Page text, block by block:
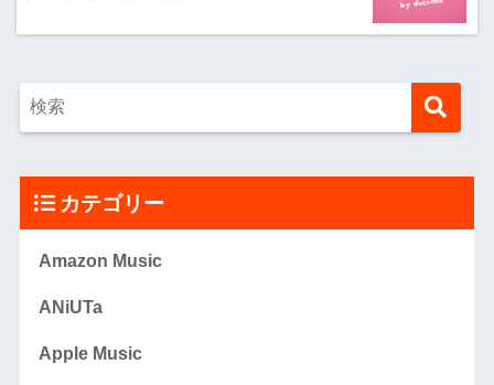
カテゴリー
Amazon Music
ANiUTa
Apple Music